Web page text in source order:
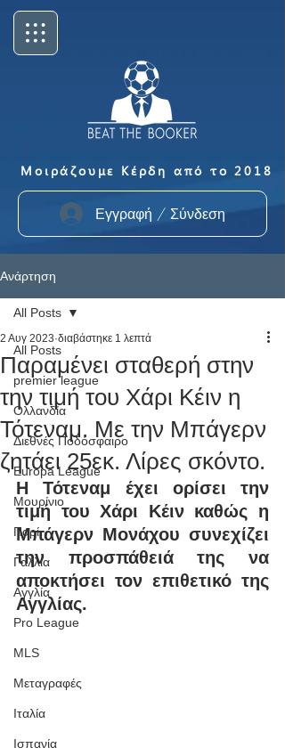
Μοιράζουμε Κέρδη από το 2018
Εγγραφή / Σύνδεση
Ανάρτηση
All Posts
premier league
Ολλανδία
Διεθνές Ποδόσφαιρο
Europa League
Μουρίνιο
Παρί
Γαλλία
Αγγλία
Pro League
MLS
Μεταγραφές
Ιταλία
Ισπανία
All Posts
Παραμένει σταθερή στην
την τιμή του Χάρι Κέιν η
Τότεναμ. Με την Μπάγερν
ζητάει 25εκ. Λίρες σκόντο.
2 Αυγ 2023 διαβάστηκε 1 λεπτά
Η Τότεναμ έχει ορίσει την
τιμή του Χάρι Κέιν καθώς η
Μπάγερν Μονάχου συνεχίζει
την προσπάθειά της να
αποκτήσει τον επιθετικό της
Αγγλίας.